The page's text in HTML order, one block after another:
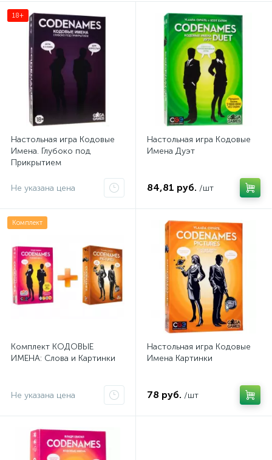
18+
Настольная игра Кодовые
Имена. Глубоко под
Прикрытием
Не указана цена
Настольная игра Кодовые
Имена Дуэт
84,81 руб. /шт
Комплект
Комплект КОДОВЫЕ
ИМЕНА: Слова и Картинки
Не указана цена
Настольная игра Кодовые
Имена Картинки
78 руб. /шт